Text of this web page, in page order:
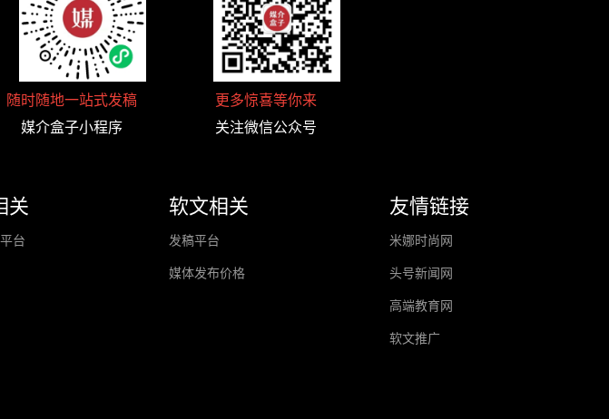
随时随地一站式发稿
媒介盒子小程序
更多惊喜等你来
关注微信公众号
关
台
软文相关
发稿平台
媒体发布价格
友情链接
米娜时尚网
头号新闻网
高端教育网
软文推广